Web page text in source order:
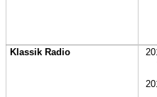
Klassik Radio